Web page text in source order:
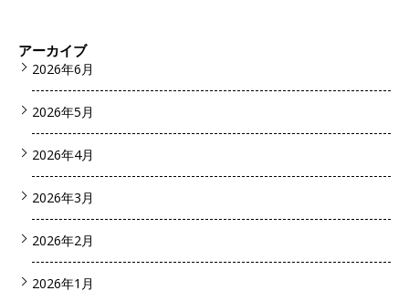
アーカイブ
2026年6月
2026年5月
2026年4月
2026年3月
2026年2月
2026年1月